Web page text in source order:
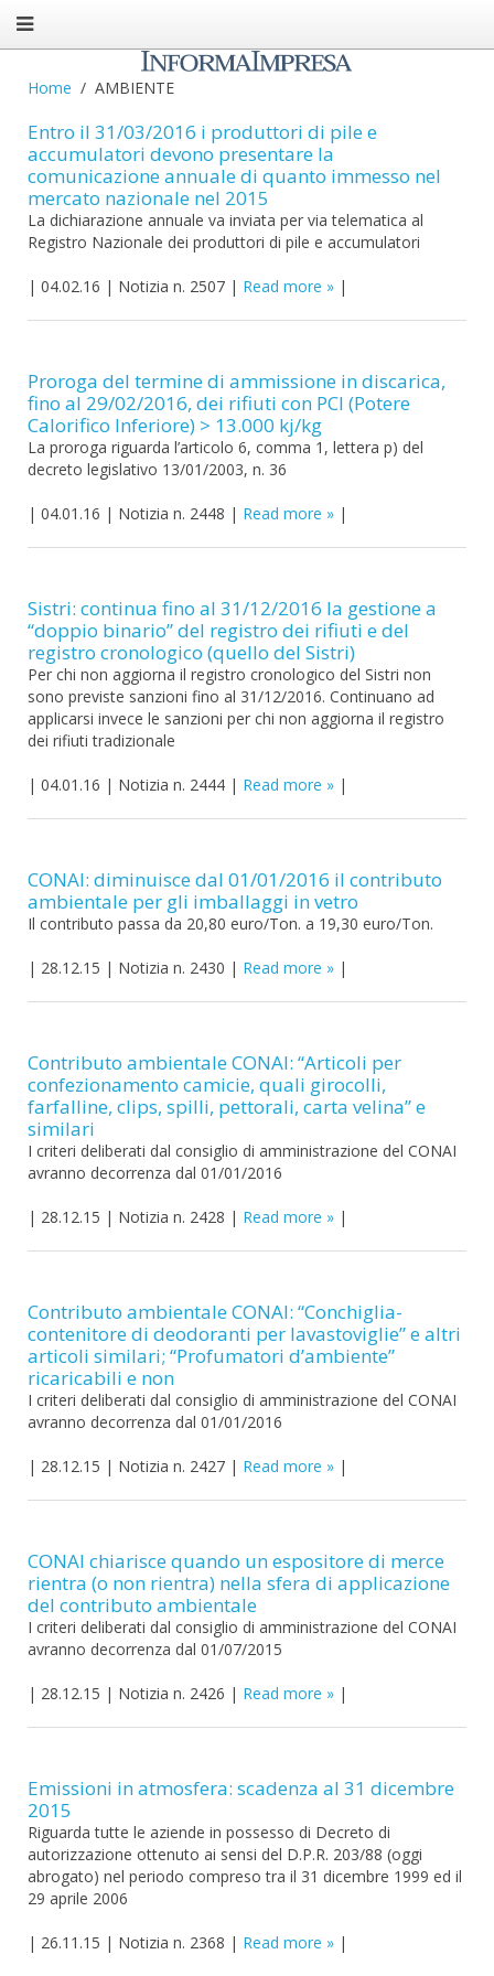
Home AMBIENTE
Entro il 31/03/2016 i produttori di pile e
accumulatori devono presentare la
comunicazione annuale di quanto immesso nel
mercato nazionale nel 2015
La dichiarazione annuale va inviata per via telematica al
Registro Nazionale dei produttori di pile e accumulatori
| 04.02.16 | Notizia n. 2507 | Read more |
Proroga del termine di ammissione in discarica,
fino al 29/02/2016, dei rifiuti con PCI (Potere
Calorifico Inferiore) > 13.000 kj/kg
La proroga riguarda l’articolo 6, comma 1, lettera p) del
decreto legislativo 13/01/2003, n. 36
| 04.01.16 | Notizia n. 2448 | Read more |
Sistri: continua fino al 31/12/2016 la gestione a
“doppio binario” del registro dei rifiuti e del
registro cronologico (quello del Sistri)
Per chi non aggiorna il registro cronologico del Sistri non
sono previste sanzioni fino al 31/12/2016. Continuano ad
applicarsi invece le sanzioni per chi non aggiorna il registro
dei rifiuti tradizionale
| 04.01.16 | Notizia n. 2444 | Read more |
CONAI: diminuisce dal 01/01/2016 il contributo
ambientale per gli imballaggi in vetro
Il contributo passa da 20,80 euro/Ton. a 19,30 euro/Ton.
| 28.12.15 | Notizia n. 2430 | Read more |
Contributo ambientale CONAI: “Articoli per
confezionamento camicie, quali girocolli,
farfalline, clips, spilli, pettorali, carta velina” e
similari
I criteri deliberati dal consiglio di amministrazione del CONAI
avranno decorrenza dal 01/01/2016
| 28.12.15 | Notizia n. 2428 | Read more |
Contributo ambientale CONAI: “Conchiglia-
contenitore di deodoranti per lavastoviglie” e altri
articoli similari; “Profumatori d’ambiente”
ricaricabili e non
I criteri deliberati dal consiglio di amministrazione del CONAI
avranno decorrenza dal 01/01/2016
| 28.12.15 | Notizia n. 2427 | Read more |
CONAI chiarisce quando un espositore di merce
rientra (o non rientra) nella sfera di applicazione
del contributo ambientale
I criteri deliberati dal consiglio di amministrazione del CONAI
avranno decorrenza dal 01/07/2015
| 28.12.15 | Notizia n. 2426 | Read more |
Emissioni in atmosfera: scadenza al 31 dicembre
2015
Riguarda tutte le aziende in possesso di Decreto di
autorizzazione ottenuto ai sensi del D.P.R. 203/88 (oggi
abrogato) nel periodo compreso tra il 31 dicembre 1999 ed il
29 aprile 2006
| 26.11.15 | Notizia n. 2368 | Read more |